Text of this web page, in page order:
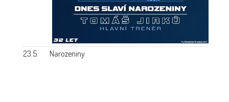
23.5. Narozeniny